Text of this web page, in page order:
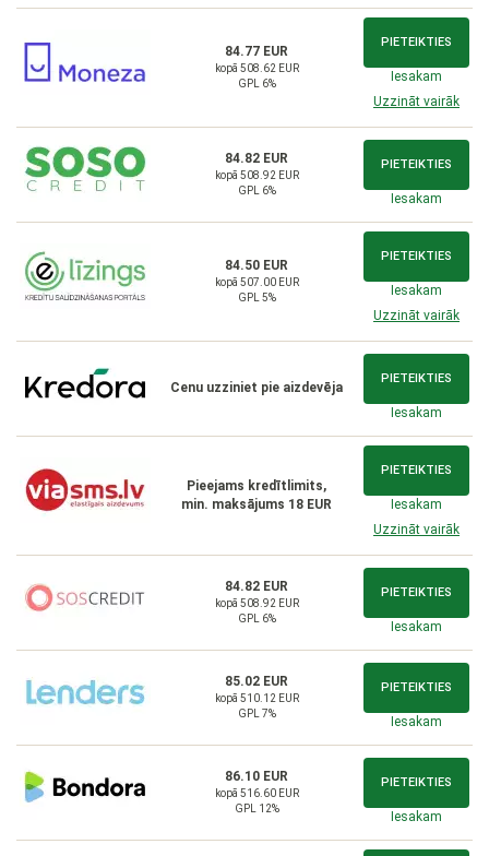
84.77 EUR
kopā 508.62 EUR
GPL 6%
PIETEIKTIES
Iesakam
Uzzināt vairāk
84.82 EUR
kopā 508.92 EUR
GPL 6%
PIETEIKTIES
Iesakam
84.50 EUR
kopā 507.00 EUR
GPL 5%
PIETEIKTIES
Iesakam
Uzzināt vairāk
Cenu uzziniet pie aizdevēja
PIETEIKTIES
Iesakam
Pieejams kredītlimits,
min. maksājums 18 EUR
PIETEIKTIES
Iesakam
Uzzināt vairāk
84.82 EUR
kopā 508.92 EUR
GPL 6%
PIETEIKTIES
Iesakam
85.02 EUR
kopā 510.12 EUR
GPL 7%
PIETEIKTIES
Iesakam
86.10 EUR
kopā 516.60 EUR
GPL 12%
PIETEIKTIES
Iesakam